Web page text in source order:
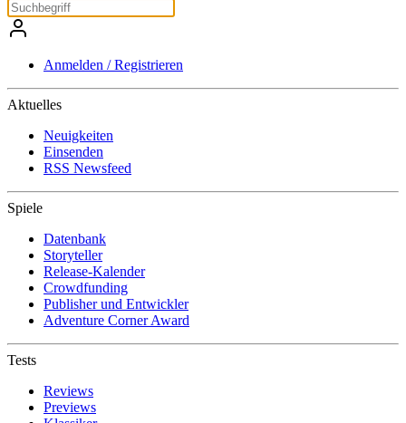
Anmelden / Registrieren
Aktuelles
Neuigkeiten
Einsenden
RSS Newsfeed
Spiele
Datenbank
Storyteller
Release-Kalender
Crowdfunding
Publisher und Entwickler
Adventure Corner Award
Tests
Reviews
Previews